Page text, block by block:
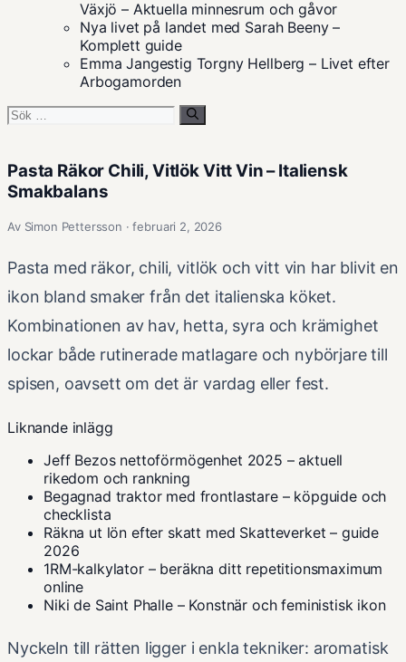
Växjö – Aktuella minnesrum och gåvor
Nya livet på landet med Sarah Beeny –
Komplett guide
Emma Jangestig Torgny Hellberg – Livet efter
Arbogamorden
Sök
Pasta Räkor Chili, Vitlök Vitt Vin – Italiensk
Smakbalans
Av Simon Pettersson · februari 2, 2026
Pasta med räkor, chili, vitlök och vitt vin har blivit en
ikon bland smaker från det italienska köket.
Kombinationen av hav, hetta, syra och krämighet
lockar både rutinerade matlagare och nybörjare till
spisen, oavsett om det är vardag eller fest.
Liknande inlägg
Jeff Bezos nettoförmögenhet 2025 – aktuell
rikedom och rankning
Begagnad traktor med frontlastare – köpguide och
checklista
Räkna ut lön efter skatt med Skatteverket – guide
2026
1RM-kalkylator – beräkna ditt repetitionsmaximum
online
Niki de Saint Phalle – Konstnär och feministisk ikon
Nyckeln till rätten ligger i enkla tekniker: aromatisk